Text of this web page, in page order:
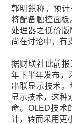
郭明錤称，预
将配备触控面
处理器之低价
尚在讨论中，有
据财联社此前
年下半年发布，
串联显示技术
显示技术，这种
命。OLED技术
计，转而采用更